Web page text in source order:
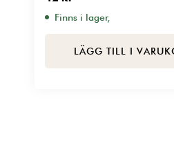
Finns i lager,
LÄGG TILL I